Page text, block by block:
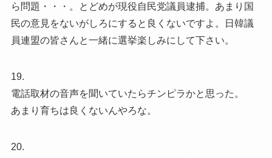
ら問題・・・。とどめが現役自民党議員逮捕。あまり国
民の意見をないがしろにすると良くないですよ。日韓議
員連盟の皆さんと一緒に選挙楽しみにして下さい。
19.
電話取材の音声を聞いていたらチンピラかと思った。
あまり育ちは良くないんやろな。
20.